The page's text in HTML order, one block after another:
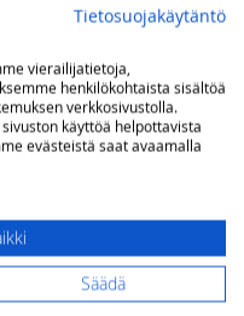
Tietosuojakäytäntö
vierailijatietoja,
henkilökohtaista sisältöä
verkkosivustolla.
käyttöä helpottavista
evästeistä saat avaamalla
Säädä